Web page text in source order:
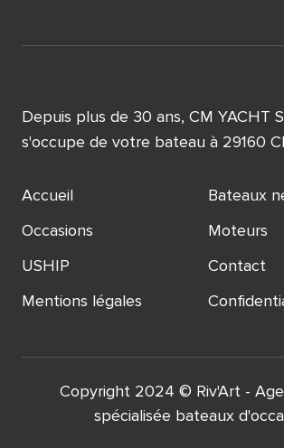
Depuis plus de 30 ans, CM YACHT
s'occupe de votre bateau à 29160
Accueil
Bateaux
Occasions
Moteurs
USHIP
Contact
Mentions légales
Copyright 2024 © Riv'Art -
spécialisée bateaux